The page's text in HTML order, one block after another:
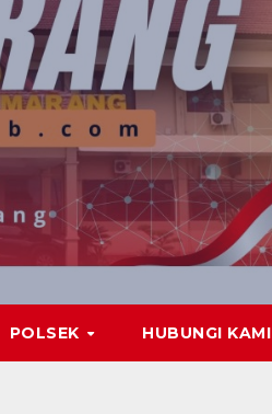
POLSEK HUBUNGI KAMI